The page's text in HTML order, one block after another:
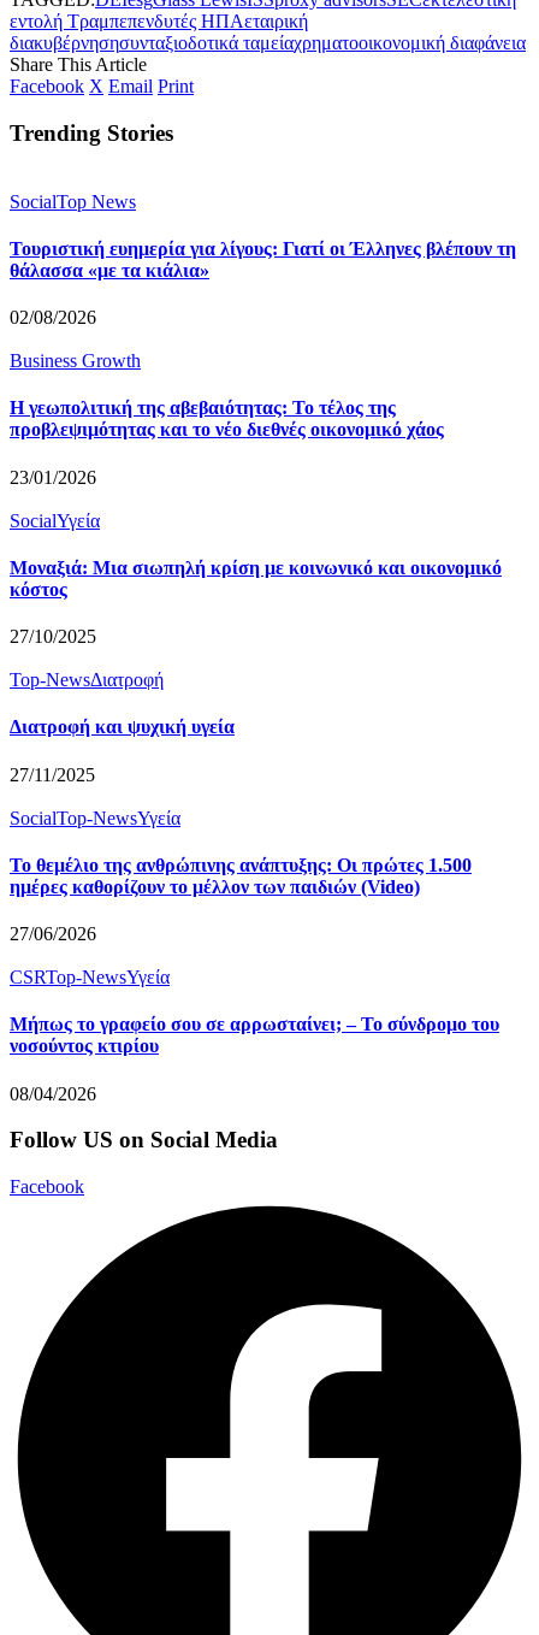
εντολή Τραμπεπενδυτές ΗΠΑεταιρική
διακυβέρνησησυνταξιοδοτικά ταμείαχρηματοοικονομική διαφάνεια
Share This Article
Facebook X Email Print
Trending Stories
SocialTop News
Τουριστική ευημερία για λίγους: Γιατί οι Έλληνες βλέπουν τη
θάλασσα «με τα κιάλια»
02/08/2026
Business Growth
Η γεωπολιτική της αβεβαιότητας: Το τέλος της
προβλεψιμότητας και το νέο διεθνές οικονομικό χάος
23/01/2026
SocialΥγεία
Μοναξιά: Μια σιωπηλή κρίση με κοινωνικό και οικονομικό
κόστος
27/10/2025
Top-NewsΔιατροφή
Διατροφή και ψυχική υγεία
27/11/2025
SocialTop-NewsΥγεία
Το θεμέλιο της ανθρώπινης ανάπτυξης: Οι πρώτες 1.500
ημέρες καθορίζουν το μέλλον των παιδιών (Video)
27/06/2026
CSRTop-NewsΥγεία
Μήπως το γραφείο σου σε αρρωσταίνει; – Το σύνδρομο του
νοσούντος κτιρίου
08/04/2026
Follow US on Social Media
Facebook